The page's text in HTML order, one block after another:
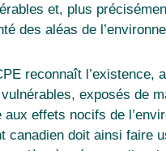
et, plus
des aléas de
reconnaît l’existence,
exposés de
aux effets nocifs de
canadien doit ainsi faire